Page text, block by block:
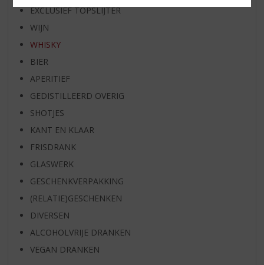
EXCLUSIEF TOPSLIJTER
WIJN
WHISKY
BIER
APERITIEF
GEDISTILLEERD OVERIG
SHOTJES
KANT EN KLAAR
FRISDRANK
GLASWERK
GESCHENKVERPAKKING
(RELATIE)GESCHENKEN
DIVERSEN
ALCOHOLVRIJE DRANKEN
VEGAN DRANKEN